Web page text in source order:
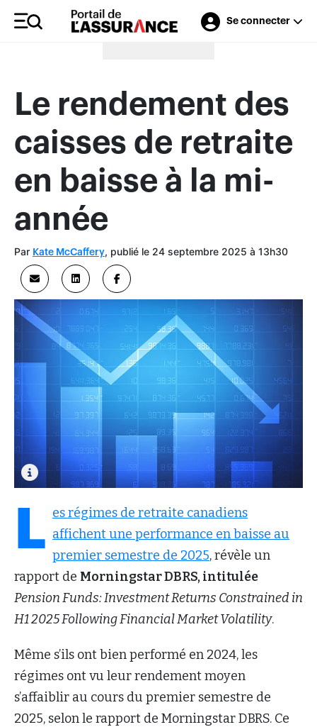
Se connecter
Merci à nos annonceurs
Le rendement des
caisses de retraite
en baisse à la mi-
année
Par Kate McCaffery, publié le 24 septembre 2025 à 13h30
L es régimes de retraite canadiens
affichent une performance en baisse au
premier semestre de 2025, révèle un
rapport de Morningstar DBRS, intitulée
Pension Funds: Investment Returns Constrained in
H1 2025 Following Financial Market Volatility.
Même s’ils ont bien performé en 2024, les
régimes ont vu leur rendement moyen
s’affaiblir au cours du premier semestre de
2025, selon le rapport de Morningstar DBRS. Ce